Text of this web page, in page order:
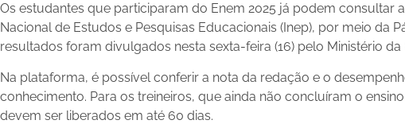
Os estudantes que participaram do Enem 2025 já podem consultar
Nacional de Estudos e Pesquisas Educacionais (Inep), por meio da
resultados foram divulgados nesta sexta-feira (16) pelo Ministério da
Na plataforma, é possível conferir a nota da redação e o
conhecimento. Para os treineiros, que ainda não concluíram o
devem ser liberados em até 60 dias.